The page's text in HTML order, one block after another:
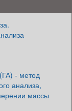
- метод
анализа,
массы